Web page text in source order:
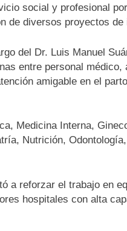
social y profesional
de diversos proyectos de
del Dr. Luis Manuel
entre personal
amigable en el
Medicina Interna,
Nutrición,
a reforzar el trabajo en
hospitales con alta